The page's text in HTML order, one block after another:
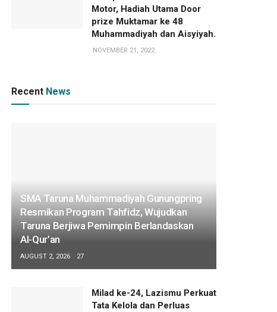
Motor, Hadiah Utama Door
prize Muktamar ke 48
Muhammadiyah dan Aisyiyah.
NOVEMBER 21, 2022
Recent News
SMA Taruna Muhammadiyah Gunungpring
Resmikan Program Tahfidz, Wujudkan
Taruna Berjiwa Pemimpin Berlandaskan
Al-Qur’an
AUGUST 2, 2026 27
Milad ke-24, Lazismu Perkuat
Tata Kelola dan Perluas